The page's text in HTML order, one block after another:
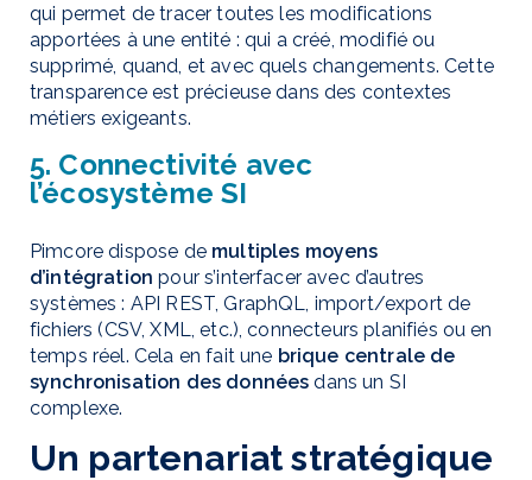
qui permet de tracer toutes les modifications
apportées à une entité : qui a créé, modifié ou
supprimé, quand, et avec quels changements. Cette
transparence est précieuse dans des contextes
métiers exigeants.
5. Connectivité avec
l’écosystème SI
Pimcore dispose de multiples moyens
d’intégration pour s’interfacer avec d’autres
systèmes : API REST, GraphQL, import/export de
fichiers (CSV, XML, etc.), connecteurs planifiés ou en
temps réel. Cela en fait une brique centrale de
synchronisation des données dans un SI
complexe.
Un partenariat stratégique